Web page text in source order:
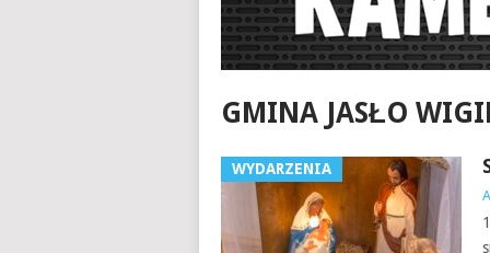
GMINA JASŁO
WYDARZENIA